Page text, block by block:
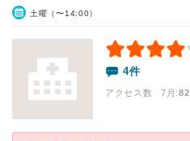
土曜（〜14:00）
4件
アクセス数 7月:82